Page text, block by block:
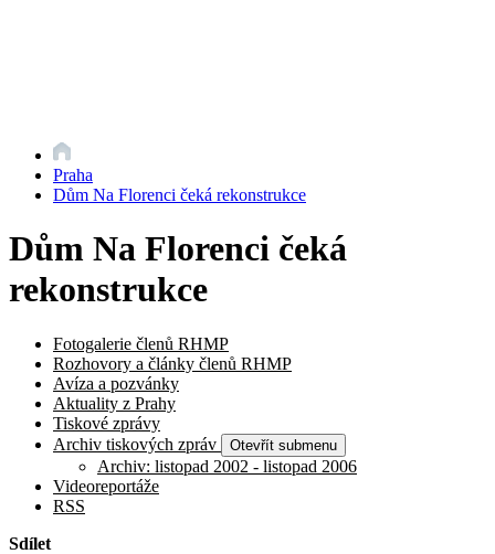
Praha
Dům Na Florenci čeká rekonstrukce
Dům Na Florenci čeká
rekonstrukce
Fotogalerie členů RHMP
Rozhovory a články členů RHMP
Avíza a pozvánky
Aktuality z Prahy
Tiskové zprávy
Archiv tiskových zpráv
Otevřít submenu
Archiv: listopad 2002 - listopad 2006
Videoreportáže
RSS
Sdílet